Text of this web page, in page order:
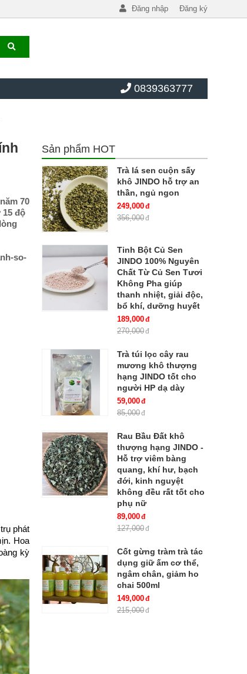
Đăng nhập Đăng ký
0839363777
70
độ
so-
phát
Hoa
kỳ
Sản phẩm HOT
Trà lá sen cuộn sấy
khô JINDO hỗ trợ an
thần, ngủ ngon
249,000
356,000
Tinh Bột Củ Sen
JINDO 100% Nguyên
Chất Từ Củ Sen Tươi
Không Pha giúp
thanh nhiệt, giải độc,
bổ khí, dưỡng huyết
189,000
270,000
Trà túi lọc cây rau
mương khô thượng
hạng JINDO tốt cho
người HP dạ dày
59,000
85,000
Rau Bầu Đất khô
thượng hạng JINDO -
Hỗ trợ viêm bàng
quang, khí hư, bạch
đới, kinh nguyệt
không đều rất tốt cho
phụ nữ
89,000
127,000
Cốt gừng tràm trà tác
dụng giữ ấm cơ thể,
ngâm chân, giảm ho
chai 500ml
149,000
215,000